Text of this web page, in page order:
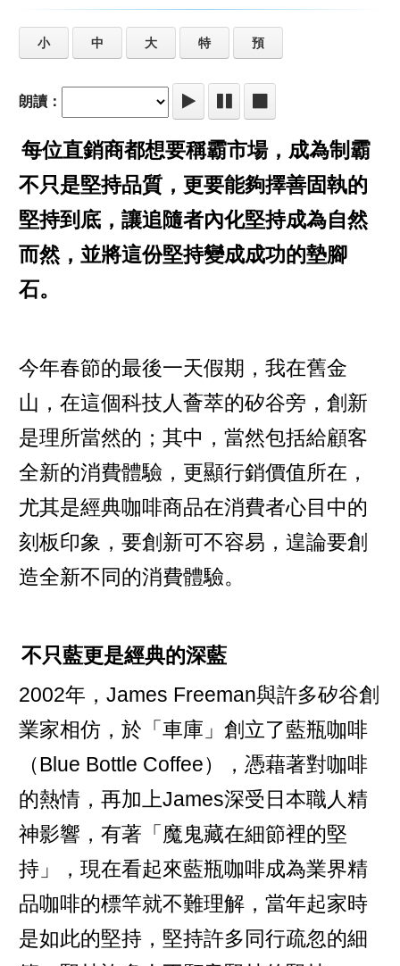
小 中 大 特 預
朗讀：
每位直銷商都想要稱霸市場，成為制霸
不只是堅持品質，更要能夠擇善固執的
堅持到底，讓追隨者內化堅持成為自然
而然，並將這份堅持變成成功的墊腳
石。
今年春節的最後一天假期，我在舊金
山，在這個科技人薈萃的矽谷旁，創新
是理所當然的；其中，當然包括給顧客
全新的消費體驗，更顯行銷價值所在，
尤其是經典咖啡商品在消費者心目中的
刻板印象，要創新可不容易，遑論要創
造全新不同的消費體驗。
不只藍更是經典的深藍
2002年，James Freeman與許多矽谷創
業家相仿，於「車庫」創立了藍瓶咖啡
（Blue Bottle Coffee），憑藉著對咖啡
的熱情，再加上James深受日本職人精
神影響，有著「魔鬼藏在細節裡的堅
持」，現在看起來藍瓶咖啡成為業界精
品咖啡的標竿就不難理解，當年起家時
是如此的堅持，堅持許多同行疏忽的細